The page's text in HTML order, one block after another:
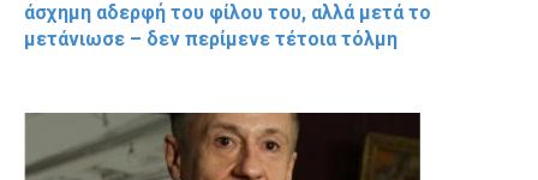
άσχημη αδερφή του φίλου του, αλλά μετά το
μετάνιωσε – δεν περίμενε τέτοια τόλμη